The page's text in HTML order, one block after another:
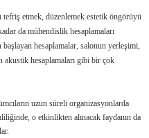
tefriş etmek, düzenlemek estetik öngörüyü
da mühendislik hesaplamaları
hesaplamalar, salonun yerleşimi,
akustik hesaplamaları gibi bir çok
uzun süreli organizasyonlarda
o etkinlikten alınacak faydanın da